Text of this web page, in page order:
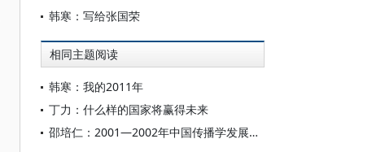
韩寒：写给张国荣
相同主题阅读
韩寒：我的2011年
丁力：什么样的国家将赢得未来
邵培仁：2001—2002年中国传播学发展报告